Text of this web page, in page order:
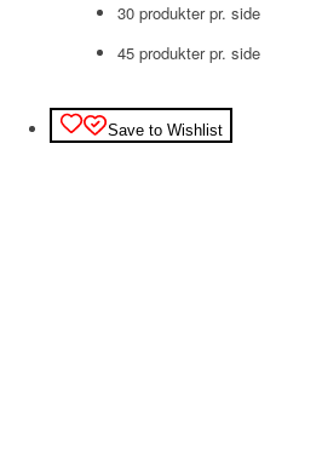
30 produkter pr. side
45 produkter pr. side
Save to Wishlist